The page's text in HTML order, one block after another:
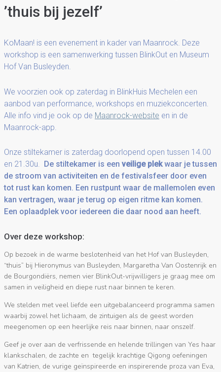
’thuis bij jezelf’
KoMaan! is een evenement in kader van Maanrock. Deze
workshop is een samenwerking tussen BlinkOut en Museum
Hof Van Busleyden.
We voorzien ook op zaterdag in BlinkHuis Mechelen een
aanbod van performance, workshops en muziekconcerten.
Alle info vind je ook op de Maanrock-website en in de
Maanrock-app.
Onze stiltekamer is zaterdag doorlopend open tussen 14.00
en 21.30u.
De stiltekamer is een veilige plekwaar je tussen
de stroom van activiteiten en de festivalsfeer door even
tot rust kan komen. Een rustpunt waar de mallemolen even
kan vertragen, waar je terug op eigen ritme kan komen.
Een oplaadplek voor iedereen die daar nood aan heeft.
Over deze workshop:
Op bezoek in de warme beslotenheid van het Hof van Busleyden,
“thuis” bij Hieronymus van Busleyden, Margaretha Van Oostenrijk en
de Bourgondiërs, nemen vier BlinkOut-vrijwilligers je graag mee om
samen in veiligheid en diepe rust naar binnen te keren.
We stelden met veel liefde een uitgebalanceerd programma samen
waarbij zowel het lichaam, de zintuigen als de geest worden
meegenomen op een heerlijke reis naar binnen, naar onszelf.
Geef je over aan de verfrissende en helende trillingen van Yes haar
klankschalen, de zachte en tegelijk krachtige Qigong oefeningen
van Katrien, de vurige geïnspireerde en inspirerende proza van Eva,